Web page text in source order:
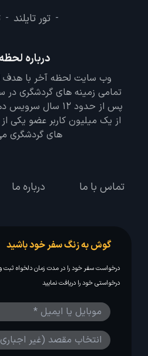
- تور تایلند -
درباره
وب سایت لحظه آخر با هدف
پس از حدود 12
از یک میلیون کاربر عضو یکی از
های گردشگری
تماس با ما درباره ما
گوش به زنگ سفر خود باشید
درخواست سفر خود را در مدت زمان دلخواه ثبت و
درخواستی خود را دریافت نمایید